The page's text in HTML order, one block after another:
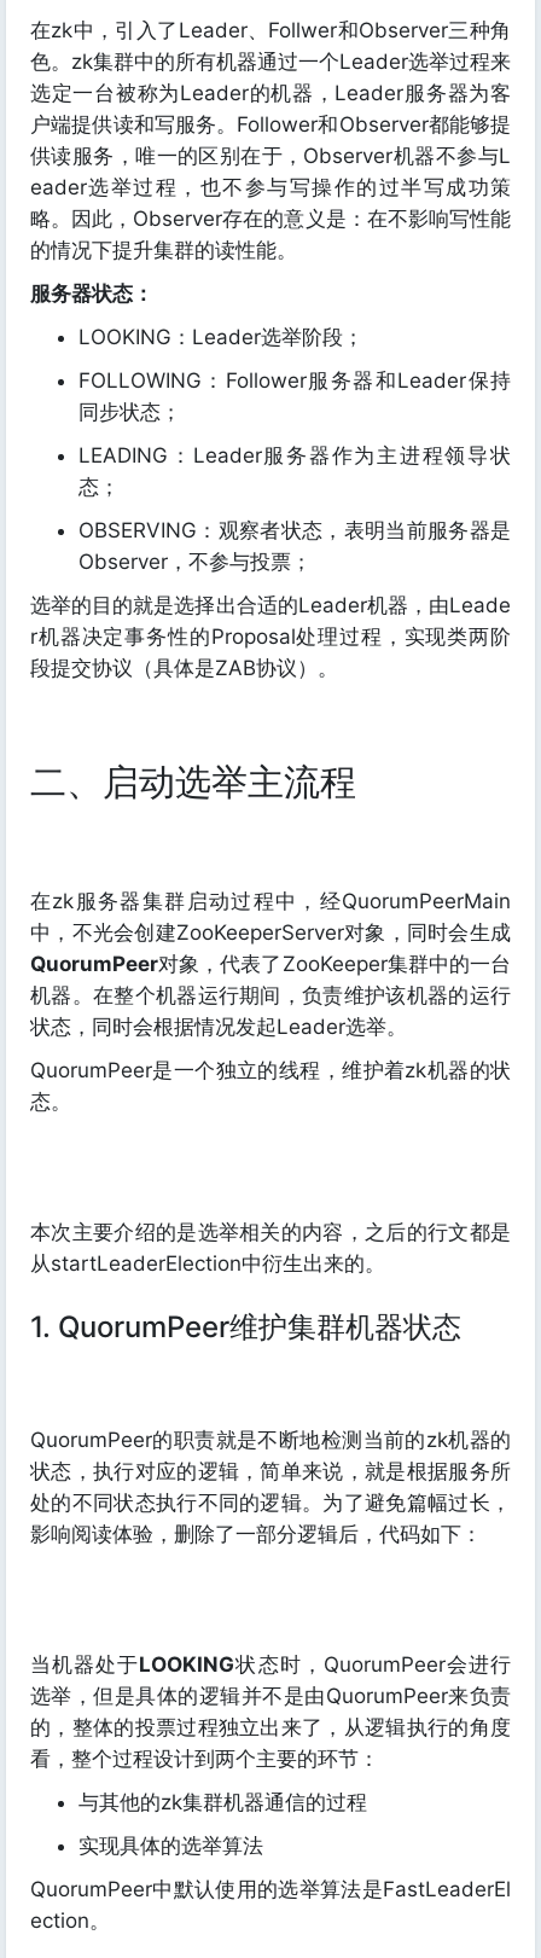
在zk中，引入了Leader、Follwer和Observer三种角
色。zk集群中的所有机器通过一个Leader选举过程来
选定一台被称为Leader的机器，Leader服务器为客
户端提供读和写服务。Follower和Observer都能够提
供读服务，唯一的区别在于，Observer机器不参与L
eader选举过程，也不参与写操作的过半写成功策
略。因此，Observer存在的意义是：在不影响写性能
的情况下提升集群的读性能。
服务器状态：
LOOKING：Leader选举阶段；
FOLLOWING：Follower服务器和Leader保持
同步状态；
LEADING：Leader服务器作为主进程领导状
态；
OBSERVING：观察者状态，表明当前服务器是
Observer，不参与投票；
选举的目的就是选择出合适的Leader机器，由Leade
r机器决定事务性的Proposal处理过程，实现类两阶
段提交协议（具体是ZAB协议）。
二、启动选举主流程
在zk服务器集群启动过程中，经QuorumPeerMain
中，不光会创建ZooKeeperServer对象，同时会生成
QuorumPeer对象，代表了ZooKeeper集群中的一台
机器。在整个机器运行期间，负责维护该机器的运行
状态，同时会根据情况发起Leader选举。
QuorumPeer是一个独立的线程，维护着zk机器的状
态。
本次主要介绍的是选举相关的内容，之后的行文都是
从startLeaderElection中衍生出来的。
1. QuorumPeer维护集群机器状态
QuorumPeer的职责就是不断地检测当前的zk机器的
状态，执行对应的逻辑，简单来说，就是根据服务所
处的不同状态执行不同的逻辑。为了避免篇幅过长，
影响阅读体验，删除了一部分逻辑后，代码如下：
当机器处于LOOKING状态时，QuorumPeer会进行
选举，但是具体的逻辑并不是由QuorumPeer来负责
的，整体的投票过程独立出来了，从逻辑执行的角度
看，整个过程设计到两个主要的环节：
与其他的zk集群机器通信的过程
实现具体的选举算法
QuorumPeer中默认使用的选举算法是FastLeaderEl
ection。